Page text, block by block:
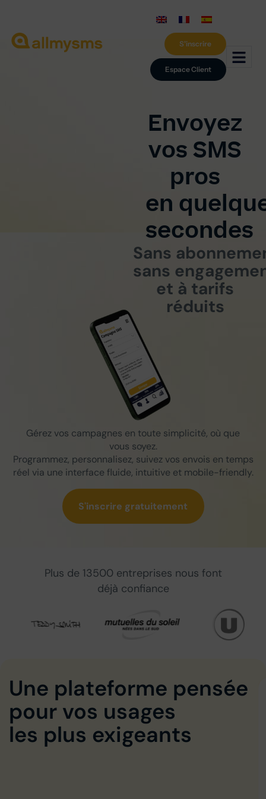
Espace Client
S'inscrire
Envoyez
vos SMS
pros
en
secondes
Sans
sans
et à tarifs
réduits
Gérez vos campagnes en toute simplicité, où que
vous soyez.
Programmez, personnalisez, suivez vos envois en temps
réel via une interface fluide, intuitive et mobile-friendly.
S'inscrire gratuitement
Plus de 13500 entreprises nous font
déjà confiance
Une plateforme pensée
pour vos usages
les plus exigeants